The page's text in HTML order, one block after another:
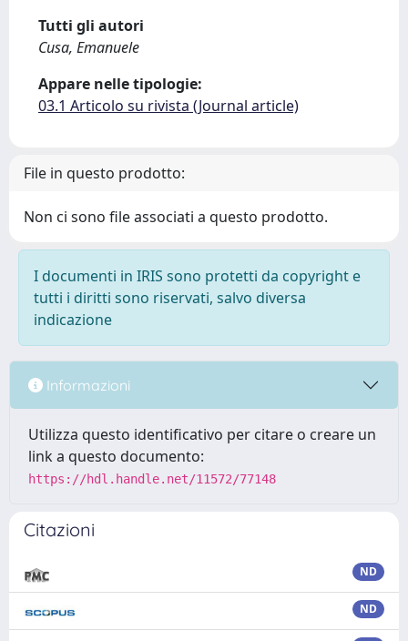
Tutti gli autori
Cusa, Emanuele
Appare nelle tipologie:
03.1 Articolo su rivista (Journal article)
File in questo prodotto:
Non ci sono file associati a questo prodotto.
I documenti in IRIS sono protetti da copyright e
tutti i diritti sono riservati, salvo diversa
indicazione
Informazioni
Utilizza questo identificativo per citare o creare un
link a questo documento:
https://hdl.handle.net/11572/77148
Citazioni
ND
ND